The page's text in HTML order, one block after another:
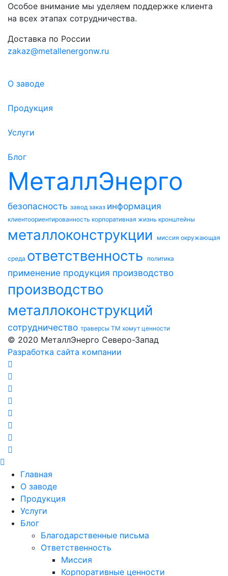
Особое внимание мы уделяем поддержке клиента
на всех этапах сотрудничества.
Доставка по России
zakaz@metallenergonw.ru
О заводе
Продукция
Услуги
Блог
МеталлЭнерго
безопасность завод заказ информация
клиентоориентированность корпоративная жизнь кронштейны
металлоконструкции миссия окружающая
среда ответственность политика
применение продукция производство
производство
металлоконструкций
сотрудничество траверсы ТМ хомут ценности
© 2020 МеталлЭнерго Северо-Запад
Разработка сайта компании
Главная
О заводе
Продукция
Услуги
Блог
Благодарственные письма
Ответственность
Миссия
Корпоративные ценности